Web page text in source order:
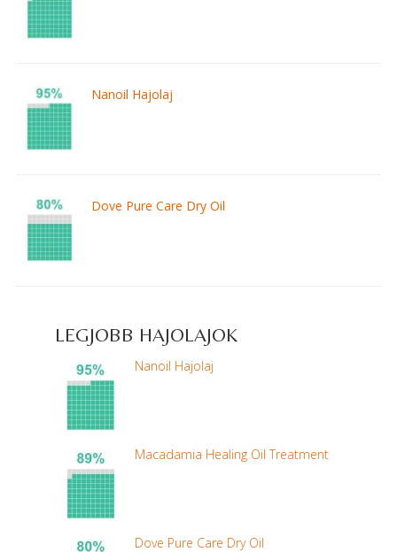
Nanoil Hajolaj
Dove Pure Care Dry Oil
LEGJOBB HAJOLAJOK
Nanoil Hajolaj
Macadamia Healing Oil Treatment
Dove Pure Care Dry Oil